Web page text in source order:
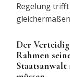
Regelung
Der
Rahmen
Staatsanwalt